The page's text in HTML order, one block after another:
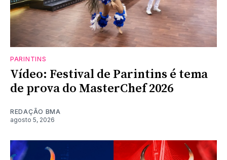
PARINTINS
Vídeo: Festival de Parintins é tema
de prova do MasterChef 2026
REDAÇÃO BMA
agosto 5, 2026